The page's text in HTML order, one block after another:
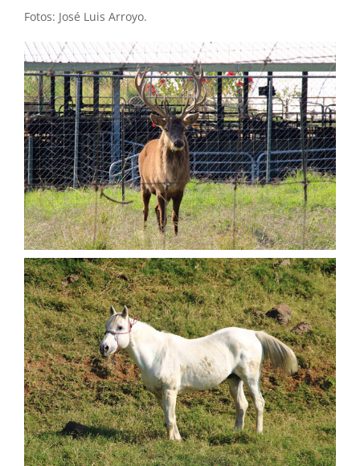
Fotos: José Luis Arroyo.